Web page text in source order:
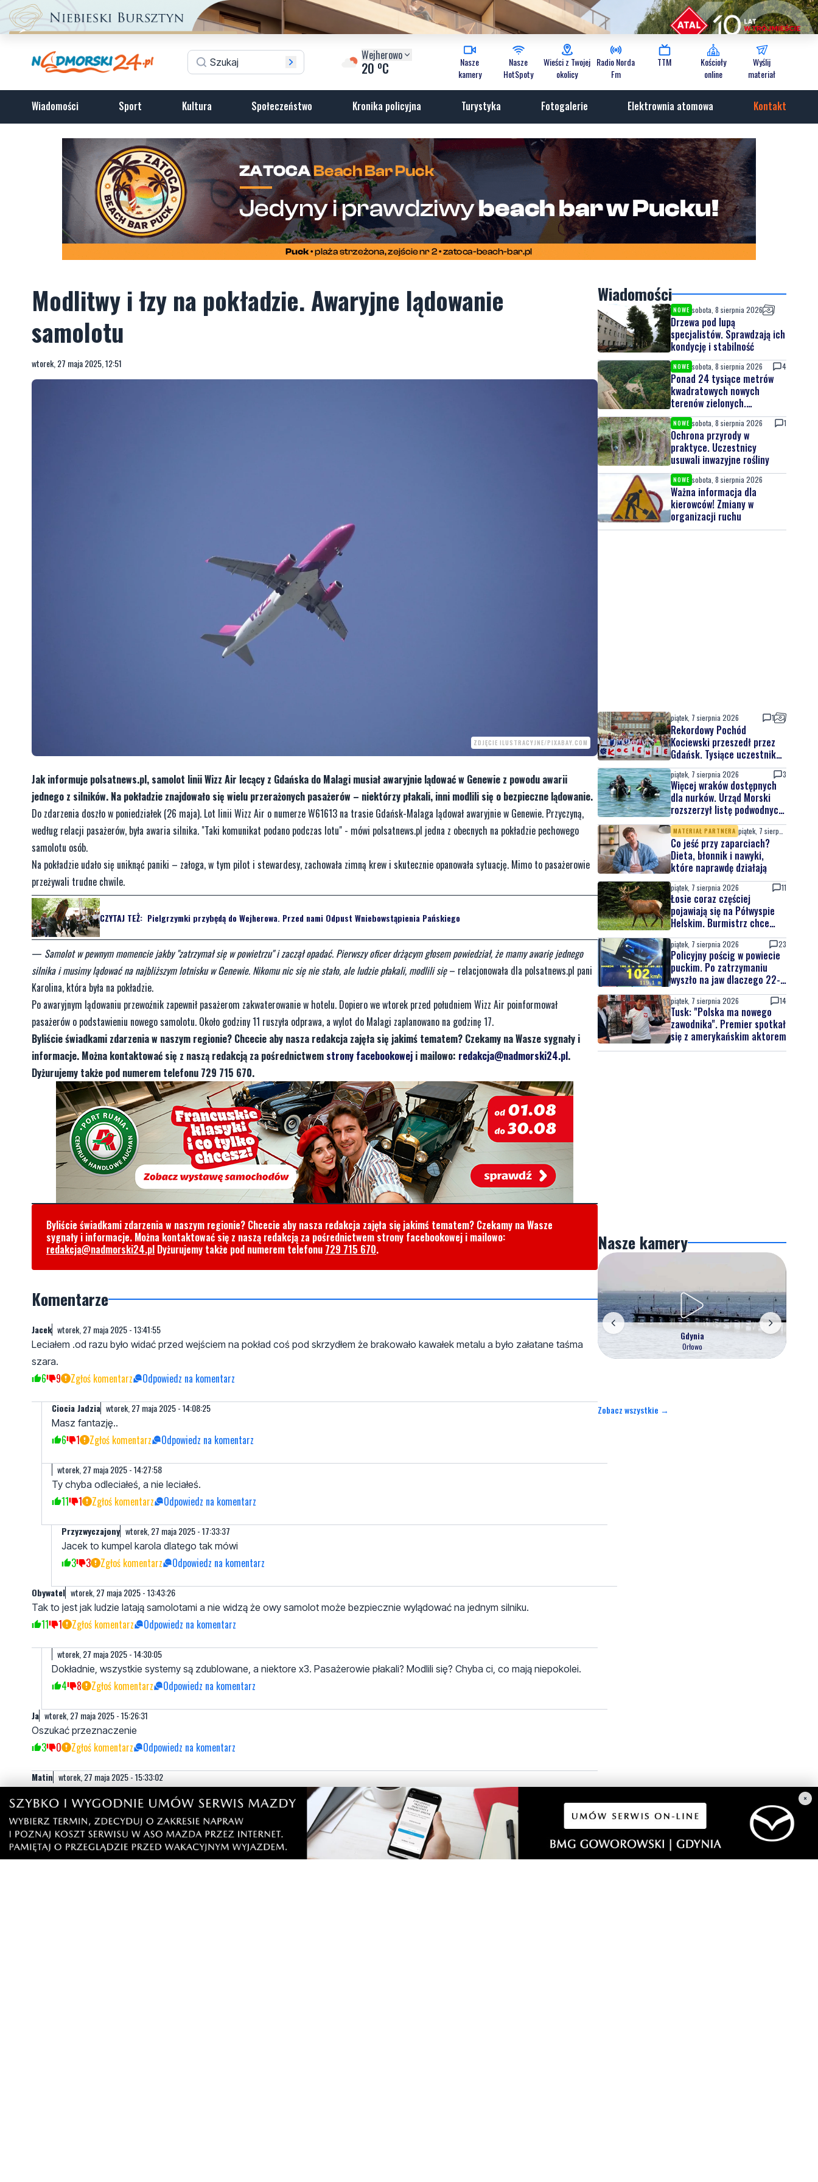
Wejherowo
20 oC
Nasze
kamery
Nasze
HotSpoty
Wieści z Twojej
okolicy
Radio Norda
Fm
TTM
Kościoły
online
Wyślij
materiał
Wiadomości Sport Kultura Społeczeństwo Kronika policyjna Turystyka Fotogalerie Elektrownia atomowa Kontakt
Modlitwy i łzy na pokładzie. Awaryjne lądowanie
samolotu
wtorek, 27 maja 2025, 12:51
ZDJĘCIE ILUSTRACYJNE/PIXABAY.COM
Jak informuje polsatnews.pl, samolot linii Wizz Air lecący z Gdańska do Malagi musiał awaryjnie lądować w Genewie z powodu awarii
jednego z silników. Na pokładzie znajdowało się wielu przerażonych pasażerów – niektórzy płakali, inni modlili się o bezpieczne lądowanie.
Do zdarzenia doszło w poniedziałek (26 maja). Lot linii Wizz Air o numerze W61613 na trasie Gdańsk-Malaga lądował awaryjnie w Genewie. Przyczyną,
według relacji pasażerów, była awaria silnika. "Taki komunikat podano podczas lotu" - mówi polsatnews.pl jedna z obecnych na pokładzie pechowego
samolotu osób.
Na pokładzie udało się uniknąć paniki – załoga, w tym pilot i stewardesy, zachowała zimną krew i skutecznie opanowała sytuację. Mimo to pasażerowie
przeżywali trudne chwile.
CZYTAJ TEŻ: Pielgrzymki przybędą do Wejherowa. Przed nami Odpust Wniebowstąpienia Pańskiego
— Samolot w pewnym momencie jakby "zatrzymał się w powietrzu" i zaczął opadać. Pierwszy oficer drżącym głosem powiedział, że mamy awarię jednego
silnika i musimy lądować na najbliższym lotnisku w Genewie. Nikomu nic się nie stało, ale ludzie płakali, modlili się– relacjonowała dla polsatnews.pl pani
Karolina, która była na pokładzie.
Po awaryjnym lądowaniu przewoźnik zapewnił pasażerom zakwaterowanie w hotelu. Dopiero we wtorek przed południem Wizz Air poinformował
pasażerów o podstawieniu nowego samolotu. Około godziny 11 ruszyła odprawa, a wylot do Malagi zaplanowano na godzinę 17.
Byliście świadkami zdarzenia w naszym regionie? Chcecie aby nasza redakcja zajęła się jakimś tematem? Czekamy na Wasze sygnały i
informacje. Można kontaktować się z naszą redakcją za pośrednictwem strony facebookowej i mailowo: redakcja@nadmorski24.pl.
Dyżurujemy także pod numerem telefonu 729 715 670.
Byliście świadkami zdarzenia w naszym regionie? Chcecie aby nasza redakcja zajęła się jakimś tematem? Czekamy na Wasze
sygnały i informacje. Można kontaktować się z naszą redakcją za pośrednictwem strony facebookowej i mailowo:
redakcja@nadmorski24.pl Dyżurujemy także pod numerem telefonu 729 715 670.
Komentarze
Jacek wtorek, 27 maja 2025 - 13:41:55
Leciałem .od razu było widać przed wejściem na pokład coś pod skrzydłem że brakowało kawałek metalu a było załatane taśma
szara.
6 9 Zgłoś komentarz Odpowiedz na komentarz
Ciocia Jadzia wtorek, 27 maja 2025 - 14:08:25
Masz fantazję..
6 1 Zgłoś komentarz Odpowiedz na komentarz
wtorek, 27 maja 2025 - 14:27:58
Ty chyba odleciałeś, a nie leciałeś.
11 1 Zgłoś komentarz Odpowiedz na komentarz
Przyzwyczajony wtorek, 27 maja 2025 - 17:33:37
Jacek to kumpel karola dlatego tak mówi
3 3 Zgłoś komentarz Odpowiedz na komentarz
Obywatel wtorek, 27 maja 2025 - 13:43:26
Tak to jest jak ludzie latają samolotami a nie widzą że owy samolot może bezpiecznie wylądować na jednym silniku.
11 1 Zgłoś komentarz Odpowiedz na komentarz
wtorek, 27 maja 2025 - 14:30:05
Dokładnie, wszystkie systemy są zdublowane, a niektore x3. Pasażerowie płakali? Modlili się? Chyba ci, co mają niepokolei.
4 8 Zgłoś komentarz Odpowiedz na komentarz
Ja wtorek, 27 maja 2025 - 15:26:31
Oszukać przeznaczenie
3 0 Zgłoś komentarz Odpowiedz na komentarz
Matin wtorek, 27 maja 2025 - 15:33:02
A już myślałem że samolot ogon stracił że potrzebne modlitwy i łzy. Te osoby które latają samolotami niech może trochę poczytają
coś w tym temacie.
3 1 Zgłoś komentarz Odpowiedz na komentarz
wtorek, 27 maja 2025 - 16:37:51
Wiadomości
NOWE sobota, 8 sierpnia 2026
Drzewa pod lupą
specjalistów. Sprawdzają ich
kondycję i stabilność
NOWE sobota, 8 sierpnia 2026 4
Ponad 24 tysiące metrów
kwadratowych nowych
terenów zielonych.
Powstanie nowa przestrzeń
do wypoczynku
NOWE sobota, 8 sierpnia 2026 1
Ochrona przyrody w
praktyce. Uczestnicy
usuwali inwazyjne rośliny
NOWE sobota, 8 sierpnia 2026
Ważna informacja dla
kierowców! Zmiany w
organizacji ruchu
piątek, 7 sierpnia 2026 1
Rekordowy Pochód
Kociewski przeszedł przez
Gdańsk. Tysiące uczestników
na jubileuszowej edycji
piątek, 7 sierpnia 2026 3
Więcej wraków dostępnych
dla nurków. Urząd Morski
rozszerzył listę podwodnych
atrakcji
MATERIAŁ PARTNERA
Co jeść przy zaparciach?
Dieta, błonnik i nawyki,
które naprawdę działają
piątek, 7 sierpnia 2026 11
Łosie coraz częściej
pojawiają się na Półwyspie
Helskim. Burmistrz chce
nowych znaków drogowych
piątek, 7 sierpnia 2026 23
Policyjny pościg w powiecie
puckim. Po zatrzymaniu
wyszło na jaw dlaczego 22-
latek uciekał
piątek, 7 sierpnia 2026 14
Tusk: "Polska ma nowego
zawodnika". Premier spotkał
się z amerykańskim aktorem
Nasze kamery
Gdynia
Orłowo
Zobacz wszystkie →
×